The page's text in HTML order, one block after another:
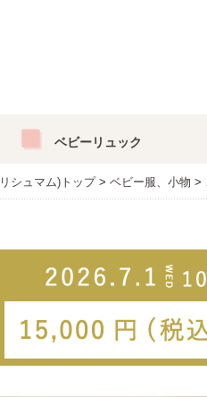
ベビーリュック
リシュマム)トップ ベビー服、小物